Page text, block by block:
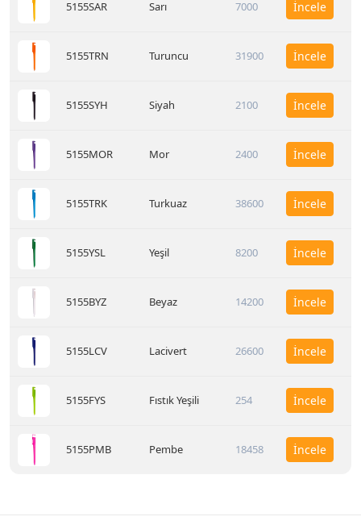
5155SAR Sarı 7000 İncele
5155TRN Turuncu 31900 İncele
5155SYH Siyah 2100 İncele
5155MOR Mor 2400 İncele
5155TRK Turkuaz 38600 İncele
5155YSL Yeşil 8200 İncele
5155BYZ Beyaz 14200 İncele
5155LCV Lacivert 26600 İncele
5155FYS Fıstık Yeşili 254 İncele
5155PMB Pembe 18458 İncele